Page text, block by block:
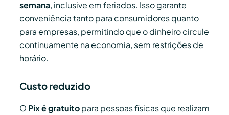
semana, inclusive em feriados. Isso garante
conveniência tanto para consumidores quanto
para empresas, permitindo que o dinheiro circule
continuamente na economia, sem restrições de
horário.
Custo reduzido
O Pix é gratuitopara pessoas físicas que realizam